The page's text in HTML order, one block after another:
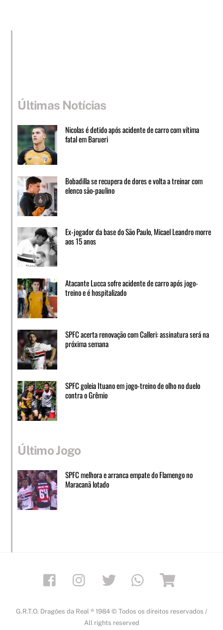
Últimas Notícias
Nicolas é detido após acidente de carro com vítima
fatal em Barueri
Bobadilla se recupera de dores e volta a treinar com
elenco são-paulino
Ex-jogador da base do São Paulo, Micael Leandro morre
aos 15 anos
Atacante Lucca sofre acidente de carro após jogo-
treino e é hospitalizado
SPFC acerta renovação com Calleri: assinatura será na
próxima semana
SPFC goleia Ituano em jogo-treino de olho no duelo
contra o Grêmio
Último Jogo
SPFC melhora e arranca empate do Flamengo no
Maracanã lotado
Facebook Instagram Twitter Whatsapp
G.R.T.O. Dragões da Real ® 1984 © Todos os direitos reservados /
All rights reserved